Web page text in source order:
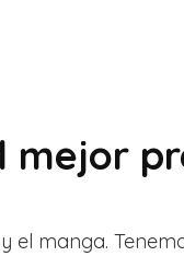
mejor
el manga.